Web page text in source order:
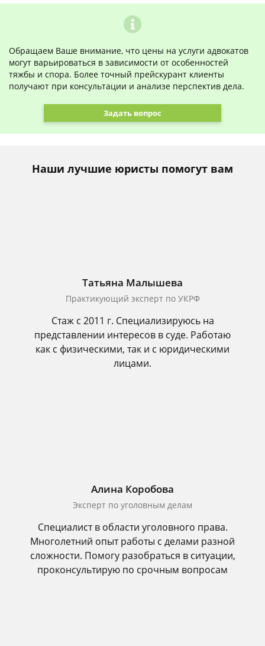
Обращаем Ваше внимание, что цены на услуги адвокатов
могут варьироваться в зависимости от особенностей
тяжбы и спора. Более точный прейскурант клиенты
получают при консультации и анализе перспектив дела.
Задать вопрос
Наши лучшие юристы помогут вам
Татьяна Малышева
Практикующий эксперт по УКРФ
Стаж с 2011 г. Специализируюсь на
представлении интересов в суде. Работаю
как с физическими, так и с юридическими
лицами.
Алина Коробова
Эксперт по уголовным делам
Специалист в области уголовного права.
Многолетний опыт работы с делами разной
сложности. Помогу разобраться в ситуации,
проконсультирую по срочным вопросам